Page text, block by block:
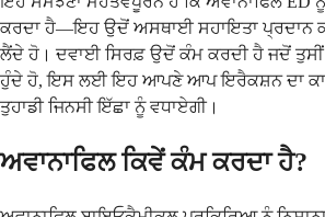
ਕਰਦਾ ਹੈ—ਇਹ ਉਦੋਂ ਅਸਥਾਈ ਸਹਾਇਤਾ ਪ੍ਰਦਾਨ
ਲੈਂਦੇ ਹੋ। ਦਵਾਈ ਸਿਰਫ਼ ਉਦੋਂ ਕੰਮ ਕਰਦੀ ਹੈ ਜਦੋਂ ਤੁਸੀਂ
ਹੁੰਦੇ ਹੋ, ਇਸ ਲਈ ਇਹ ਆਪਣੇ ਆਪ ਇਰੈਕਸ਼ਨ ਦਾ
ਤੁਹਾਡੀ ਜਿਨਸੀ ਇੱਛਾ ਨੂੰ ਵਧਾਏਗੀ।
ਅਵਾਨਾਫਿਲ ਕਿਵੇਂ ਕੰਮ ਕਰਦਾ ਹੈ?